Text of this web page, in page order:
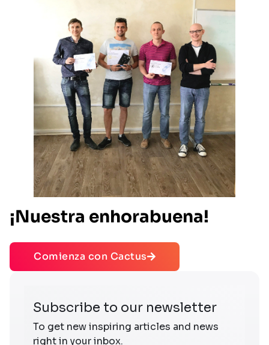
¡Nuestra enhorabuena!
Comienza con Cactus